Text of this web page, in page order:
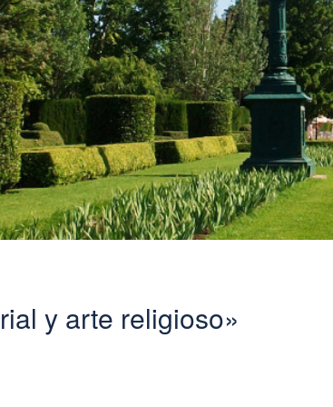
y arte religioso»